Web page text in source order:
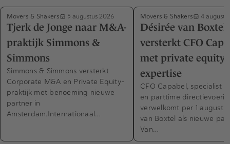
Movers & Shakers 5 augustus 2026
Tjerk de Jonge naar M&A-
praktijk Simmons &
Simmons
Simmons & Simmons versterkt
Corporate M&A en Private Equity-
praktijk met benoeming nieuwe
partner in
Amsterdam.Internationaal…
Movers & Shakers 4
Désirée van Boxtel
versterkt CFO
met private equity-
expertise
CFO Capabel, specialist
en parttime
verwelkomt per 1
van Boxtel als nieuwe
Van…